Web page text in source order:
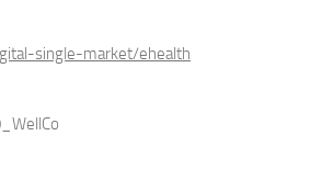
single-market/ehealth